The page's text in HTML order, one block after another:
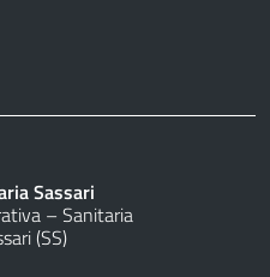
Sassari
– Sanitaria
(SS)